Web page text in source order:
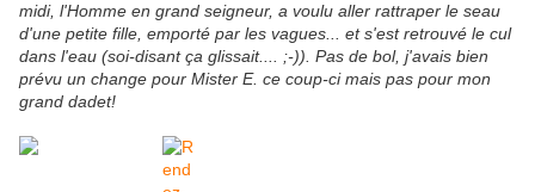
midi, l'Homme en grand seigneur, a voulu aller rattraper le seau
d'une petite fille, emporté par les vagues... et s'est retrouvé le cul
dans l'eau (soi-disant ça glissait.... ;-)). Pas de bol, j'avais bien
prévu un change pour Mister E. ce coup-ci mais pas pour mon
grand dadet!